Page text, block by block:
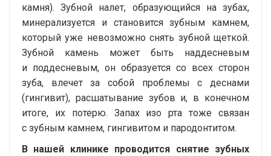
камня). Зубной налет, образующийся на зубах,
минерализуется и становится зубным камнем,
который уже невозможно снять зубной щеткой.
Зубной камень может быть наддесневым
и поддесневым, он образуется со всех сторон
зуба, влечет за собой проблемы с деснами
(гингивит), расшатывание зубов и, в конечном
итоге, их потерю. Запах изо рта тоже связан
с зубным камнем, гингивитом и пародонтитом.
В нашей клинике проводится снятие зубных